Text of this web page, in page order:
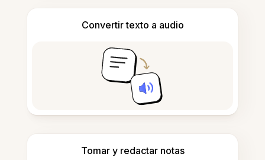
Convertir texto a audio
Tomar y redactar notas